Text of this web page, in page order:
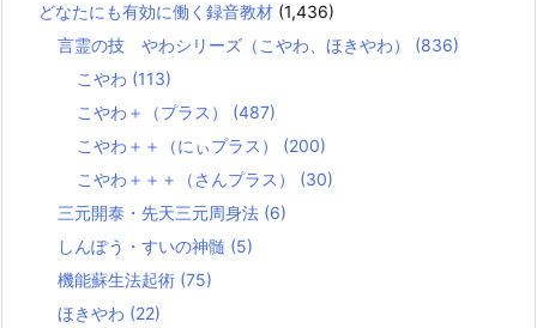
どなたにも有効に働く録音教材 (1,436)
言霊の技 やわシリーズ（こやわ、ほきやわ） (836)
こやわ (113)
こやわ＋（プラス） (487)
こやわ＋＋（にぃプラス） (200)
こやわ＋＋＋（さんプラス） (30)
三元開泰・先天三元周身法 (6)
しんぽう・すいの神髄 (5)
機能蘇生法起術 (75)
ほきやわ (22)